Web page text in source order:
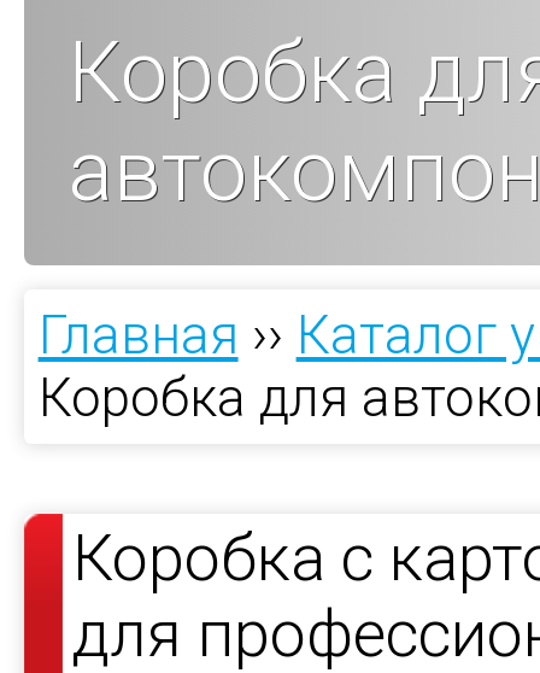
Коробка
Главная ›› Каталог
Коробка для
Коробка с
для